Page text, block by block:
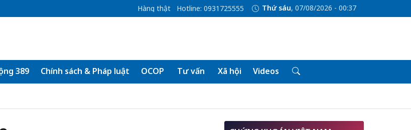
Hàng thật Hotline: 0931725555 Thứ sáu, 07/08/2026 - 00:37
389 Chính sách & Pháp luật OCOP Tư vấn Xã hội Videos